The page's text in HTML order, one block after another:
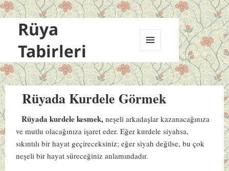
Rüya
Tabirleri
VE
BILEŞENLER
Rüyada Kurdele Görmek
Rüyada kurdele kesmek,neşeli arkadaşlar kazanacağınıza
ve mutlu olacağınıza işaret eder. Eğer kurdele siyahsa,
sıkıntılı bir hayat geçireceksiniz; eğer siyah değilse, bu çok
neşeli bir hayat süreceğiniz anlamındadır.